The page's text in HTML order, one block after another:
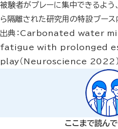
被験者がプレーに集中できるよう
ら隔離された研究用の特設ブース
出典：Carbonated water
fatigue with prolonged
play（Neuroscience 2022）
ここまで読んで